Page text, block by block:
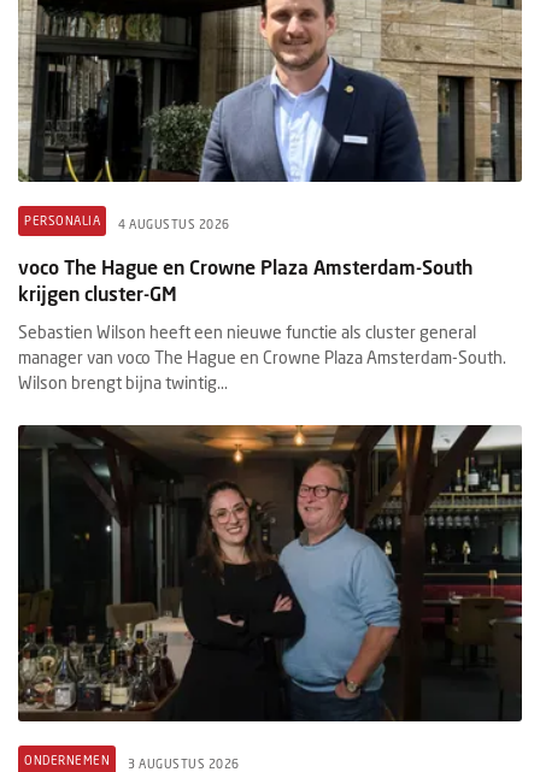
PERSONALIA 4 AUGUSTUS 2026
voco The Hague en Crowne Plaza Amsterdam-South
krijgen cluster-GM
Sebastien Wilson heeft een nieuwe functie als cluster general
manager van voco The Hague en Crowne Plaza Amsterdam-South.
Wilson brengt bijna twintig...
ONDERNEMEN 3 AUGUSTUS 2026